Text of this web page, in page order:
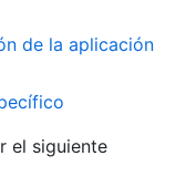
de la aplicación
el siguiente